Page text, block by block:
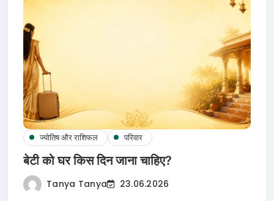
ज्योतिष और राशिफल परिवार
बेटी को घर किस दिन जाना चाहिए?
Tanya Tanya 23.06.2026